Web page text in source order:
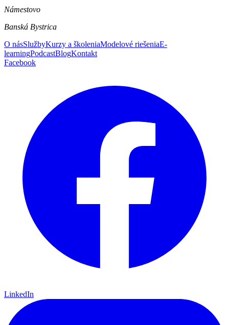
Námestovo
Banská Bystrica
O násSlužbyKurzy a školeniaModelové riešeniaE-
learningPodcastBlogKontakt
Facebook
LinkedIn